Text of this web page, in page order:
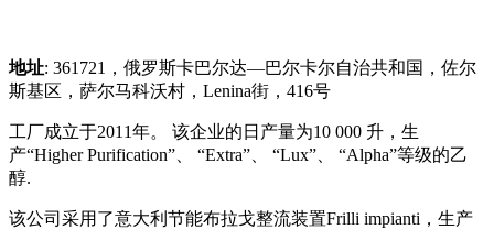
地址: 361721，俄罗斯卡巴尔达—巴尔卡尔自治共和国，佐尔
斯基区，萨尔马科沃村，Lenina街，416号
工厂成立于2011年。 该企业的日产量为10 000 升，生
产“Higher Purification”、 “Extra”、 “Lux”、 “Alpha”等级的乙
醇.
该公司采用了意大利节能布拉戈整流装置Frilli impianti，生产